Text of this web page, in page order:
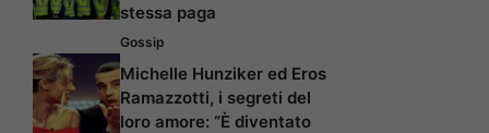
stessa paga
Gossip
Michelle Hunziker ed Eros
Ramazzotti, i segreti del
loro amore: “È diventato